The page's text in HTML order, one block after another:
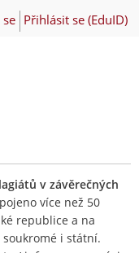
Přihlásit se (EduID)
v závěrečných
více než 50
republice a na
soukromé i státní.